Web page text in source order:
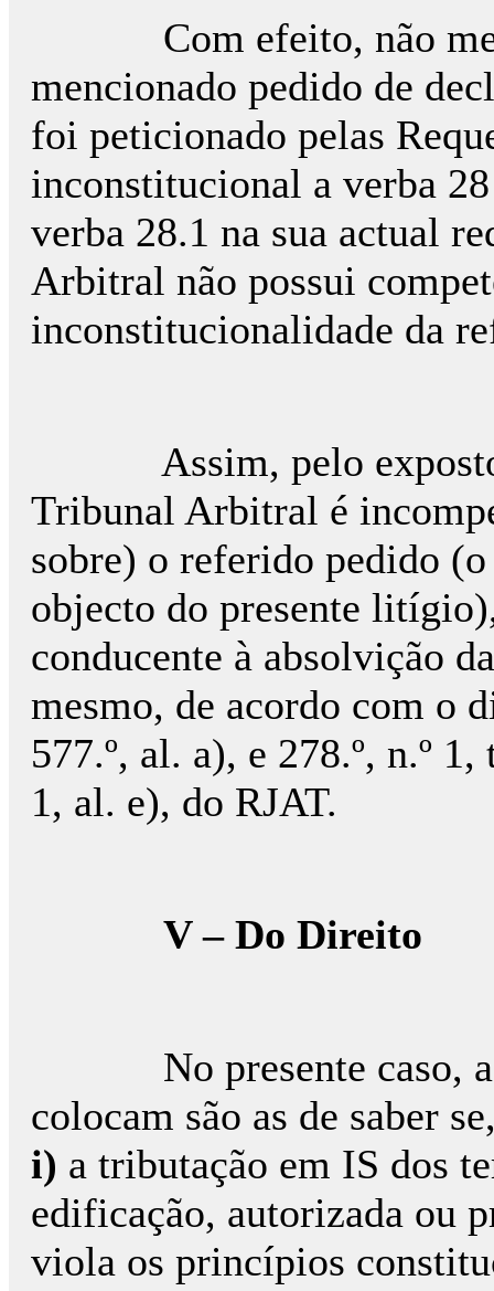
Com efeito, não
mencionado pedido de
foi peticionado pelas
inconstitucional a verba
verba 28.1 na sua actual
Arbitral não possui
inconstitucionalidade da
Assim, pelo exposto,
Tribunal Arbitral é
sobre) o referido pedido
objecto do presente
conducente à absolvição
mesmo, de acordo com o
577.º, al. a), e 278.º, n.º
1, al. e), do RJAT.
V – Do Direito
No presente caso, as
colocam são as de saber
i) a tributação em IS dos
edificação, autorizada ou
viola os princípios